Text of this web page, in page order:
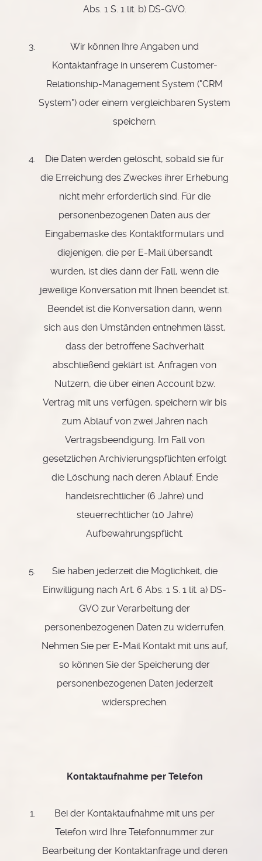
Abs. 1 S. 1 lit. b) DS-GVO.
Wir können Ihre Angaben und
Kontaktanfrage in unserem Customer-
Relationship-Management System ("CRM
System") oder einem vergleichbaren System
speichern.
Die Daten werden gelöscht, sobald sie für
die Erreichung des Zweckes ihrer Erhebung
nicht mehr erforderlich sind. Für die
personenbezogenen Daten aus der
Eingabemaske des Kontaktformulars und
diejenigen, die per E-Mail übersandt
wurden, ist dies dann der Fall, wenn die
jeweilige Konversation mit Ihnen beendet ist.
Beendet ist die Konversation dann, wenn
sich aus den Umständen entnehmen lässt,
dass der betroffene Sachverhalt
abschließend geklärt ist. Anfragen von
Nutzern, die über einen Account bzw.
Vertrag mit uns verfügen, speichern wir bis
zum Ablauf von zwei Jahren nach
Vertragsbeendigung. Im Fall von
gesetzlichen Archivierungspflichten erfolgt
die Löschung nach deren Ablauf: Ende
handelsrechtlicher (6 Jahre) und
steuerrechtlicher (10 Jahre)
Aufbewahrungspflicht.
Sie haben jederzeit die Möglichkeit, die
Einwilligung nach Art. 6 Abs. 1 S. 1 lit. a) DS-
GVO zur Verarbeitung der
personenbezogenen Daten zu widerrufen.
Nehmen Sie per E-Mail Kontakt mit uns auf,
so können Sie der Speicherung der
personenbezogenen Daten jederzeit
widersprechen.
Kontaktaufnahme per Telefon
Bei der Kontaktaufnahme mit uns per
Telefon wird Ihre Telefonnummer zur
Bearbeitung der Kontaktanfrage und deren